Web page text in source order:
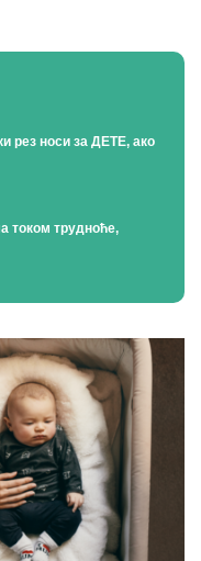
рез носи за ДЕТЕ, ако
током трудноће,